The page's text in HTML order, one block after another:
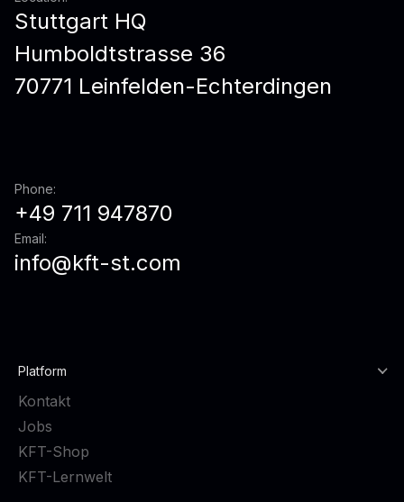
Stuttgart HQ
Humboldtstrasse 36
70771 Leinfelden-Echterdingen
Phone:
+49 711 947870
Email:
info@kft-st.com
Platform
Kontakt
Jobs
KFT-Shop
KFT-Lernwelt